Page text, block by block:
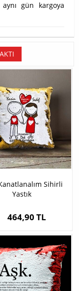
gün kargoya
Sihirli
Yastık
464,90 TL